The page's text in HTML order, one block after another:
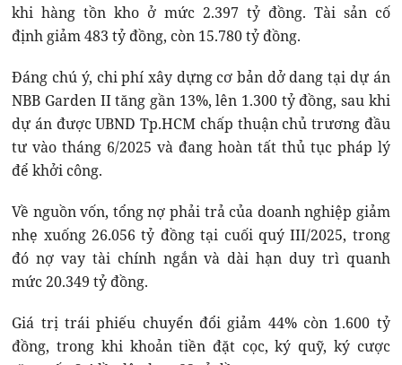
khi hàng tồn kho ở mức 2.397 tỷ đồng. Tài sản cố
định giảm 483 tỷ đồng, còn 15.780 tỷ đồng.
Đáng chú ý, chi phí xây dựng cơ bản dở dang tại dự án
NBB Garden II tăng gần 13%, lên 1.300 tỷ đồng, sau khi
dự án được UBND Tp.HCM chấp thuận chủ trương đầu
tư vào tháng 6/2025 và đang hoàn tất thủ tục pháp lý
để khởi công.
Về nguồn vốn, tổng nợ phải trả của doanh nghiệp giảm
nhẹ xuống 26.056 tỷ đồng tại cuối quý III/2025, trong
đó nợ vay tài chính ngắn và dài hạn duy trì quanh
mức 20.349 tỷ đồng.
Giá trị trái phiếu chuyển đổi giảm 44% còn 1.600 tỷ
đồng, trong khi khoản tiền đặt cọc, ký quỹ, ký cược